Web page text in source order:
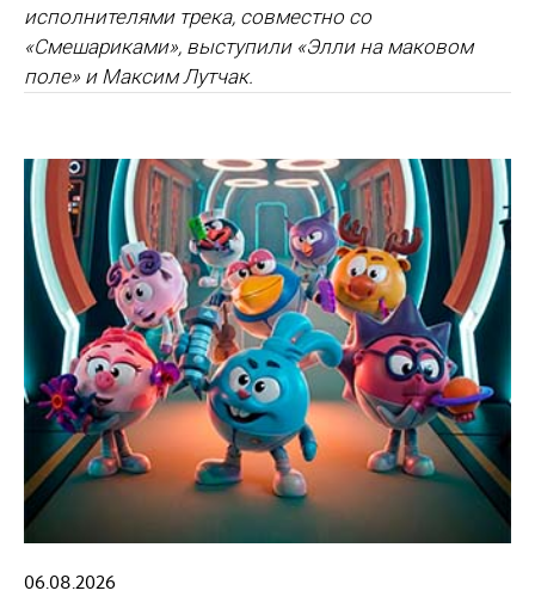
исполнителями трека, совместно со
«Смешариками», выступили «Элли на маковом
поле» и Максим Лутчак.
06.08.2026